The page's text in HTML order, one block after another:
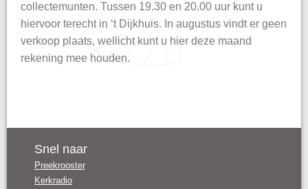
collectemunten. Tussen 19.30 en 20.00 uur kunt u
hiervoor terecht in ‘t Dijkhuis. In augustus vindt er geen
verkoop plaats, wellicht kunt u hier deze maand
rekening mee houden.
Snel naar
Preekrooster
Kerkradio